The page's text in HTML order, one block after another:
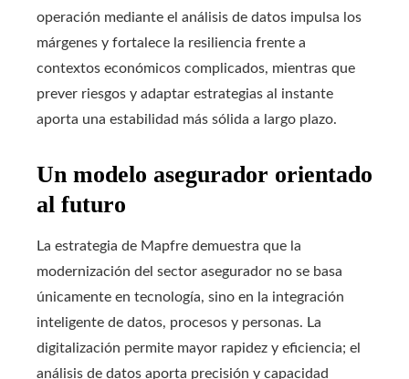
operación mediante el análisis de datos impulsa los
márgenes y fortalece la resiliencia frente a
contextos económicos complicados, mientras que
prever riesgos y adaptar estrategias al instante
aporta una estabilidad más sólida a largo plazo.
Un modelo asegurador orientado
al futuro
La estrategia de Mapfre demuestra que la
modernización del sector asegurador no se basa
únicamente en tecnología, sino en la integración
inteligente de datos, procesos y personas. La
digitalización permite mayor rapidez y eficiencia; el
análisis de datos aporta precisión y capacidad